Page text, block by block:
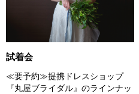
試着会
≪要予約≫提携ドレスショップ
『丸屋ブライダル』のラインナッ